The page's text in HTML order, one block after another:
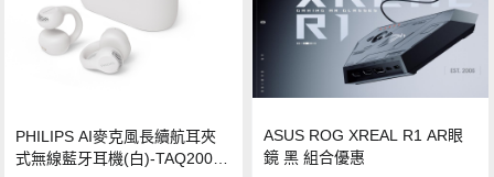
PHILIPS AI麥克風長續航耳夾
式無線藍牙耳機(白)-TAQ2000
ASUS ROG XREAL R1 AR眼
鏡 黑 組合優惠